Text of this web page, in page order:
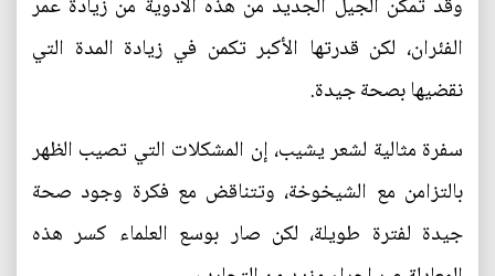
الفئران، لكن قدرتها الأكبر تكمن في زيادة المدة التي
نقضيها بصحة جيدة.
سفرة مثالية لشعر يشيب، إن المشكلات التي تصيب الظهر
بالتزامن مع الشيخوخة، وتتناقض مع فكرة وجود صحة
جيدة لفترة طويلة، لكن صار بوسع العلماء كسر هذه